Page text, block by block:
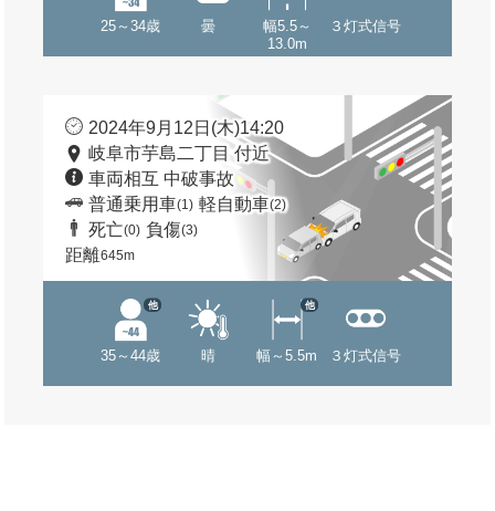
25～34歳 曇
幅5.5～
13.0m
３灯式信号
2024年9月12日(木)14:20
岐阜市芋島二丁目 付近
車両相互 中破事故
普通乗用車(1) 軽自動車(2)
死亡(0) 負傷(3)
距離645m
35～44歳
他
晴 幅～5.5m
他
３灯式信号